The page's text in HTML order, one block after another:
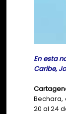
En esta
Caribe,
Bechara,
20 al 24